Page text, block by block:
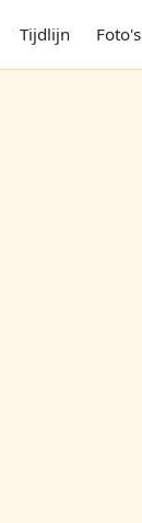
Tijdlijn Foto's